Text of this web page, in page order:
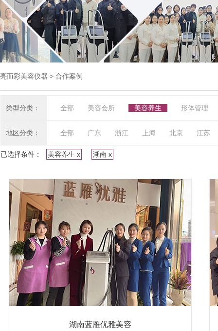
亮而彩美容仪器 > 合作案例
类型分类： 全部 美容会所 美容养生 形体管理
地区分类： 全部 广东 浙江 上海 北京 江苏
已选择条件： 美容养生 x 湖南 x
湖南蓝雁优雅美容